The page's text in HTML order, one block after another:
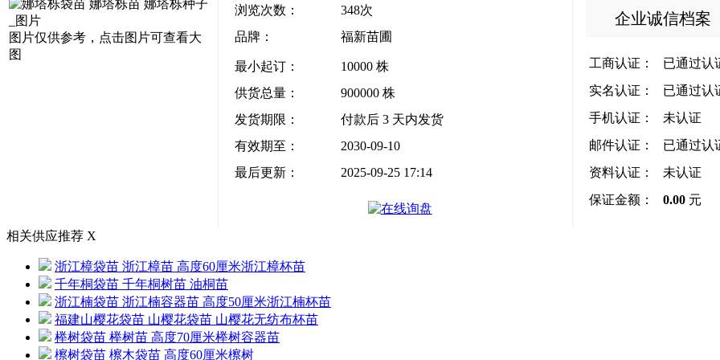
图片仅供参考，点击图片可查看大
图
浏览次数： 348次
品牌：
福新苗圃
最小起订：
10000 株
供货总量：
900000 株
发货期限：
付款后 3 天内发货
有效期至：
2030-09-10
最后更新：
2025-09-25 17:14
企业诚信档案
工商认证：
已通过认
实名认证：
已通过认
手机认证：
未认证
邮件认证：
已通过认
资料认证：
未认证
保证金额：
0.00 元
相关供应推荐 X
浙江樟袋苗 浙江樟苗 高度60厘米浙江樟杯苗
千年桐袋苗 千年桐树苗 油桐苗
浙江楠袋苗 浙江楠容器苗 高度50厘米浙江楠杯苗
福建山樱花袋苗 山樱花袋苗 山樱花无纺布杯苗
榉树袋苗 榉树苗 高度70厘米榉树容器苗
檫树袋苗 檫木袋苗 高度60厘米檫树